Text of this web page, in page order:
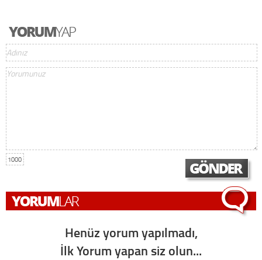
1000
Henüz yorum yapılmadı,
İlk Yorum yapan siz olun...